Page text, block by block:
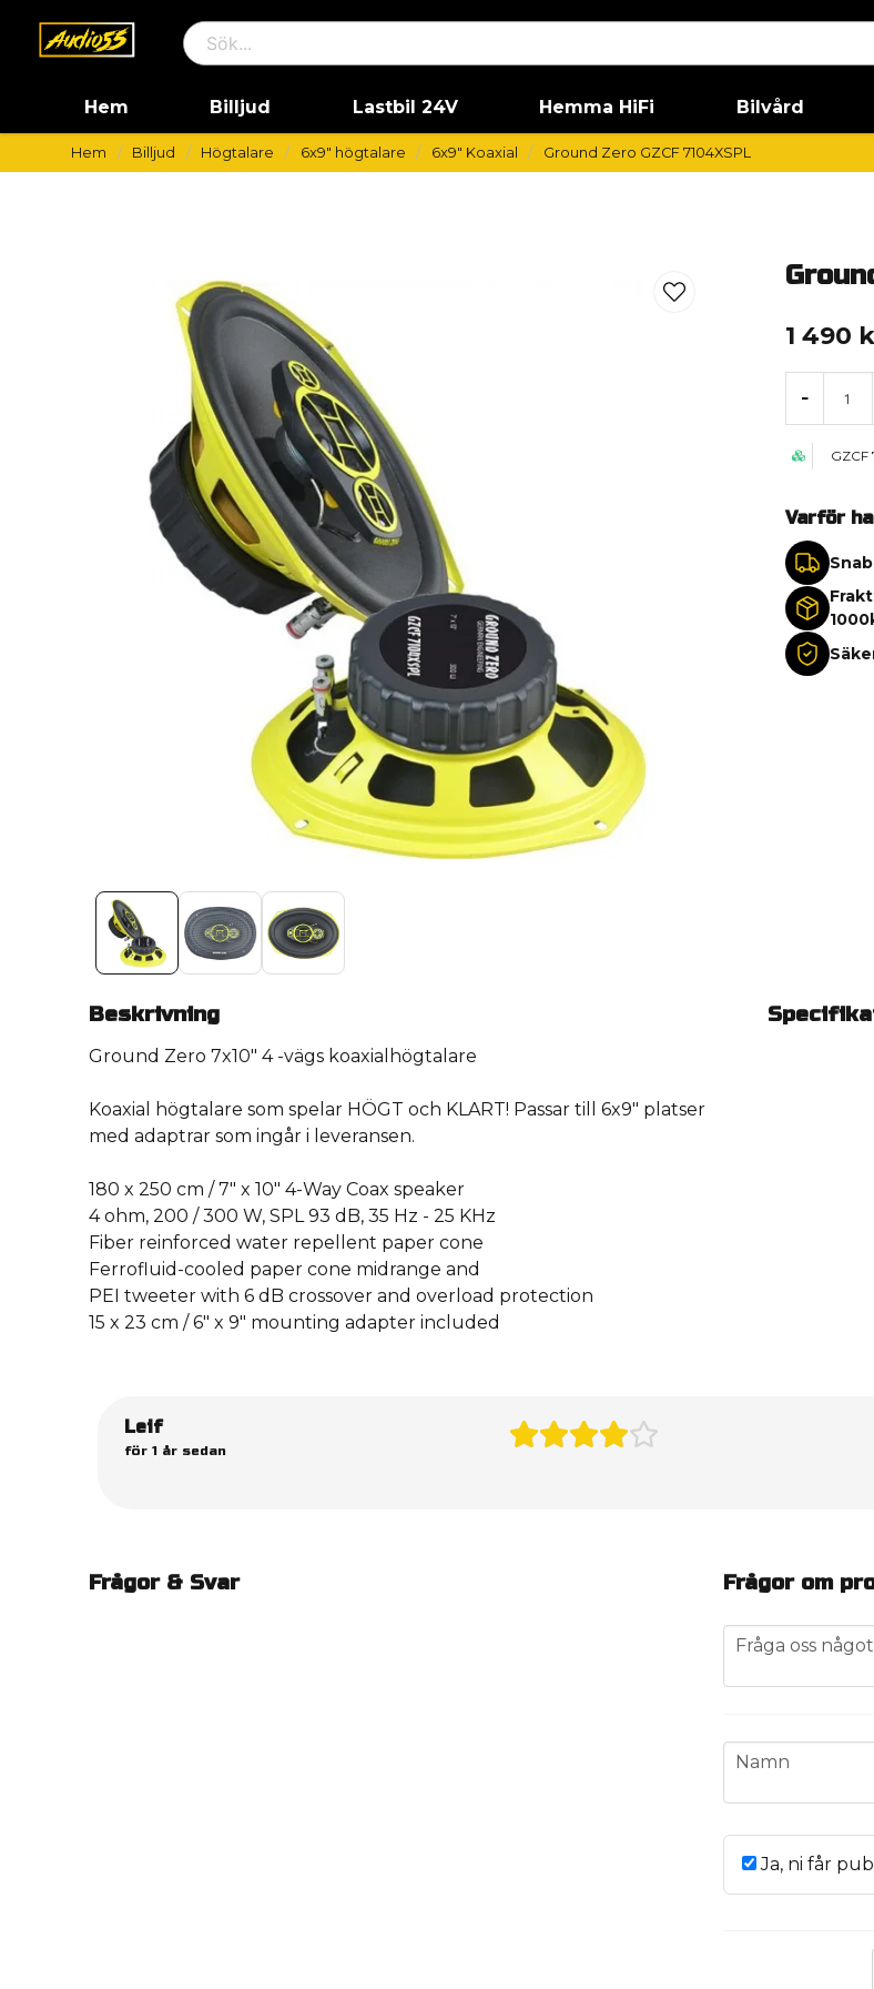
Hem Billjud Lastbil 24V Hemma HiFi Bilvård
Hem Billjud Högtalare 6x9" högtalare 6x9" Koaxial Ground Zero GZCF 7104XSPL
1 490
-
GZCF
Varför
Beskrivning
Ground Zero 7x10″ 4 -vägs koaxialhögtalare
Koaxial högtalare som spelar HÖGT och KLART! Passar till 6x9″ platser
med adaptrar som ingår i leveransen.
180 x 250 cm / 7″ x 10″ 4-Way Coax speaker
4 ohm, 200 / 300 W, SPL 93 dB, 35 Hz - 25 KHz
Fiber reinforced water repellent paper cone
Ferrofluid-cooled paper cone midrange and
PEI tweeter with 6 dB crossover and overload protection
15 x 23 cm / 6″ x 9″ mounting adapter included
Leif
för 1 år sedan
Frågor & Svar Frågor om
question
Fråga oss
name
Namn
Ja, ni får